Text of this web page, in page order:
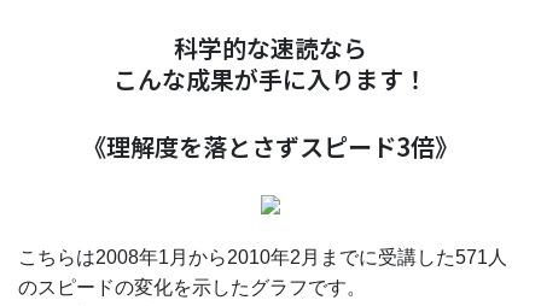
科学的な速読なら
こんな成果が手に入ります！
《理解度を落とさずスピード3倍》
こちらは2008年1月から2010年2月までに受講した571人
のスピードの変化を示したグラフです。